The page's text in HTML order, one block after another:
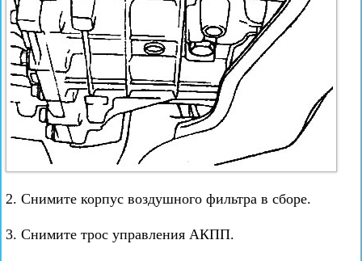
2. Снимите корпус воздушного фильтра в сборе.
3. Снимите трос управления АКПП.